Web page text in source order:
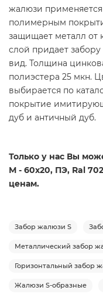
жалюзи применяется
полимерным
защищает металл от
слой придает
вид. Толщина
полиэстера 25 мкн.
выбирается по
покрытие
дуб и античный дуб.
Только у нас Вы
М - 60х20, ПЭ, Ral
ценам.
Забор жалюзи S
Металлический забор
Горизонтальный забор
Жалюзи S-образные